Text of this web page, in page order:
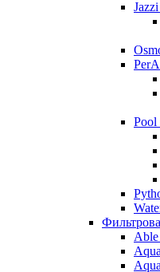
Able
Aqua